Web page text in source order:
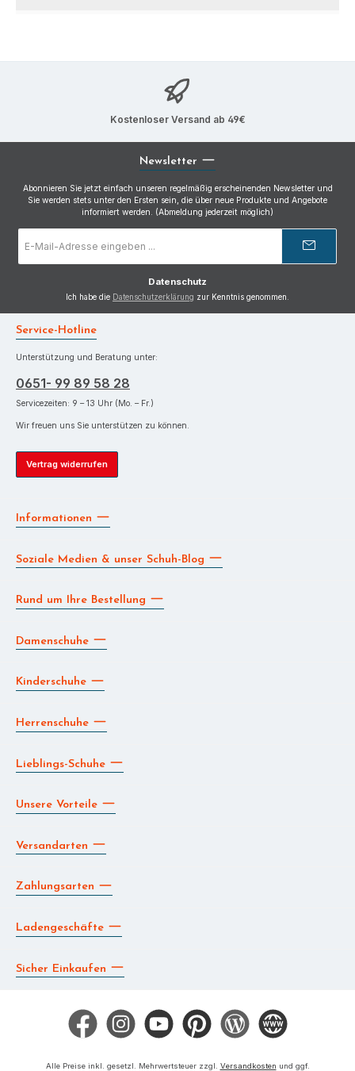
Kostenloser Versand ab 49€
Newsletter
Abonnieren Sie jetzt einfach unseren regelmäßig erscheinenden Newsletter und
Sie werden stets unter den Ersten sein, die über neue Produkte und Angebote
informiert werden. (Abmeldung jederzeit möglich)
Mail-
Datenschutz
Ich habe die Datenschutzerklärung zur Kenntnis genommen.
Service-Hotline
Unterstützung und Beratung unter:
0651- 99 89 58 28
Servicezeiten: 9 – 13 Uhr (Mo. – Fr.)
Wir freuen uns Sie unterstützen zu können.
Vertrag widerrufen
Informationen
Soziale Medien & unser Schuh-Blog
Rund um Ihre Bestellung
Damenschuhe
Kinderschuhe
Herrenschuhe
Lieblings-Schuhe
Unsere Vorteile
Versandarten
Zahlungsarten
Ladengeschäfte
Sicher Einkaufen
Facebook Instagram YouTube Pinterest Blog Die BERG App
Alle Preise inkl. gesetzl. Mehrwertsteuer zzgl. Versandkosten und ggf.